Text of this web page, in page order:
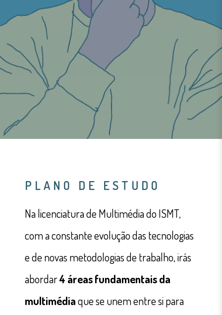
PLANO DE ESTUDO
Na licenciatura de Multimédia do ISMT,
com a constante evolução das tecnologias
e de novas metodologias de trabalho, irás
abordar4 áreas fundamentais da
multimédiaque se unem entre si para